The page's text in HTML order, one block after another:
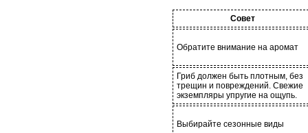
Совет
Обратите внимание на аромат
Гриб должен быть плотным, без
трещин и повреждений. Свежие
экземпляры упругие на ощупь.
Выбирайте сезонные виды